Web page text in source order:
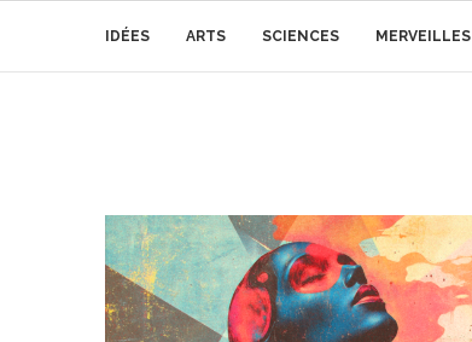
IDÉES ARTS SCIENCES MERVEILLES